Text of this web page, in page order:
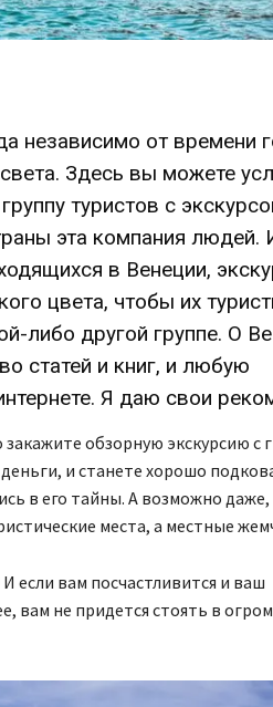
независимо от времени
Здесь вы можете
туристов с
эта компания людей.
в Венеции,
цвета, чтобы их
либо другой группе. О
статей и книг, и любую
Я даю свои
обзорную экскурсию с
и станете хорошо
в его тайны. А возможно
места, а местные
вам посчастливится и ваш
вам не придется стоять в